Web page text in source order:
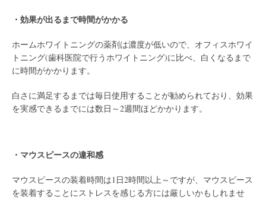
・効果が出るまで時間がかかる
ホームホワイトニングの薬剤は濃度が低いので、オフィスホワイ
トニング(歯科医院で行うホワイトニング)に比べ、白くなるまで
に時間がかかります。
白さに満足するまでは毎日使用することが勧められており、効果
を実感できるまでには数日～2週間ほどかかります。
・マウスピースの違和感
マウスピースの装着時間は1日2時間以上～ですが、マウスピース
を装着することにストレスを感じる方には厳しいかもしれませ